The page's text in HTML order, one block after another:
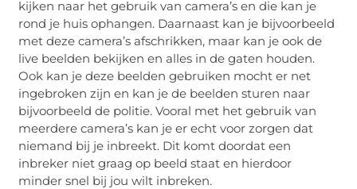
kijken naar het gebruik van camera’s en die kan je
rond je huis ophangen. Daarnaast kan je bijvoorbeeld
met deze camera’s afschrikken, maar kan je ook de
live beelden bekijken en alles in de gaten houden.
Ook kan je deze beelden gebruiken mocht er net
ingebroken zijn en kan je de beelden sturen naar
bijvoorbeeld de politie. Vooral met het gebruik van
meerdere camera’s kan je er echt voor zorgen dat
niemand bij je inbreekt. Dit komt doordat een
inbreker niet graag op beeld staat en hierdoor
minder snel bij jou wilt inbreken.